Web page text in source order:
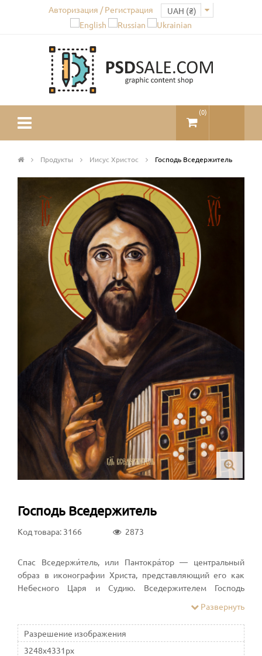
Авторизация / Регистрация
(0)
Продукты Иисус Христос Господь Вседержитель
Господь Вседержитель
Код товара: 3166 2873
Спас Вседержи́тель, или Пантокра́тор — центральный
образ в иконографии Христа, представляющий его как
Небесного Царя и Судию. Вседержителем Господь
Спаситель может изображаться в рост, сидя на троне, по
пояс, или погрудно
Развернуть
Разрешение изображения
3248x4331px